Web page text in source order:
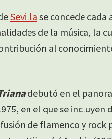
Sevilla se concede cada
de la música, la
al
debutó en el
en el que se incluyen
fusión de flamenco y rock